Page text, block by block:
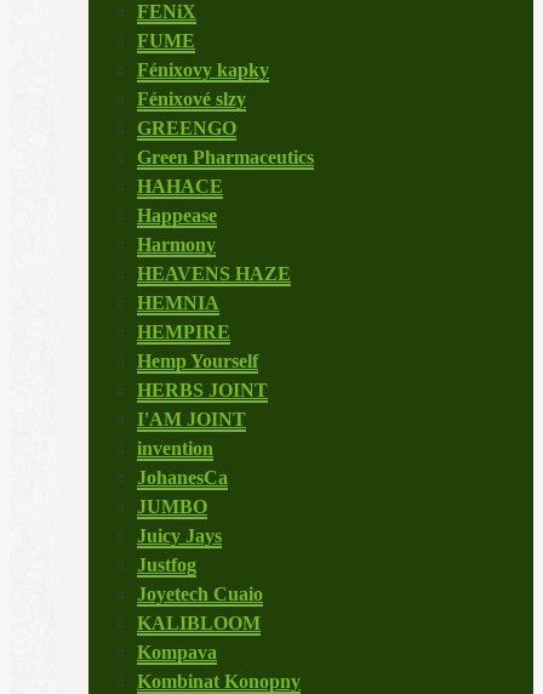
FENiX
FUME
Fénixovy kapky
Fénixové slzy
GREENGO
Green Pharmaceutics
HAHACE
Happease
Harmony
HEAVENS HAZE
HEMNIA
HEMPIRE
Hemp Yourself
HERBS JOINT
I'AM JOINT
invention
JohanesCa
JUMBO
Juicy Jays
Justfog
Joyetech Cuaio
KALIBLOOM
Kompava
Kombinat Konopny